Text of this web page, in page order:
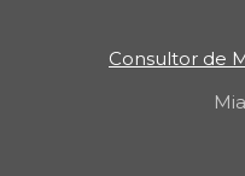
Consultor de